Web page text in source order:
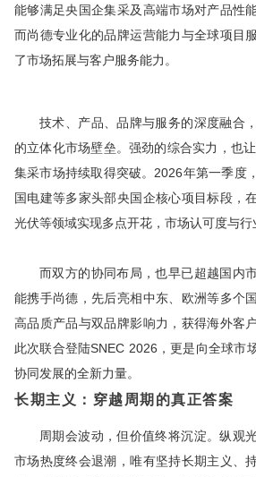
能够满足央国企集采及高端市场对产品性
而尚德专业化的品牌运营能力与全球项目
了市场拓展与客户服务能力。
技术、产品、品牌与服务的深度融合
的立体化市场壁垒。强劲的综合实力，也
集采市场持续取得突破。2026年第一季度
国电建等多家头部央国企核心项目标段，
光伏等领域实现多点开花，市场认可度与行
而双方的协同布局，也早已超越国内
能携手尚德，先后亮相中东、欧洲等多个
高品质产品与双品牌影响力，获得海外客
此次联合登陆SNEC 2026，更是向全球市
协同发展的全新力量。
长期主义： 穿越周期的真正答案
周期会波动，但价值终将沉淀。纵观
市场热度终会退潮，唯有坚持长期主义、